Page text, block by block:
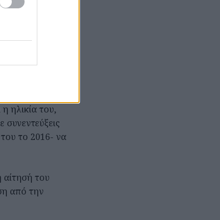
όχι την
είναι
ηλικία του,
το 2016- να
του
από την